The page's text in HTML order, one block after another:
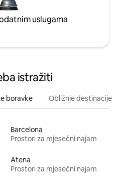
uslugama
istražiti
boravke Obližnje destinacije
Barcelona
Prostori za mjesečni najam
Atena
Prostori za mjesečni najam